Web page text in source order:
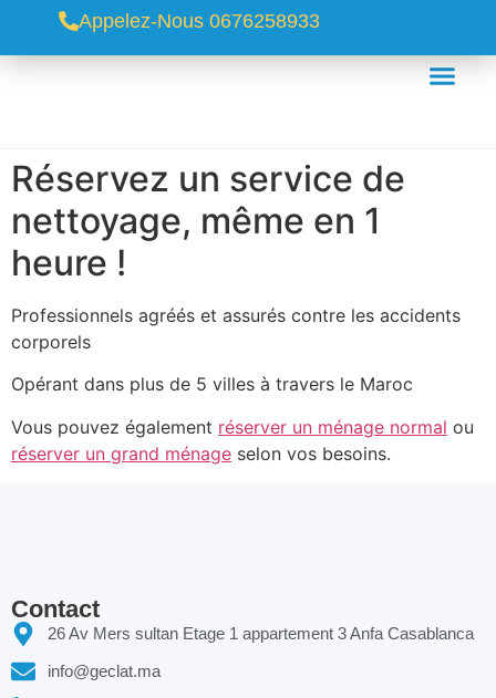
Appelez-Nous 0676258933
Réservez un service de
nettoyage, même en 1
heure !
Professionnels agréés et assurés contre les accidents
corporels
Opérant dans plus de 5 villes à travers le Maroc
Vous pouvez également réserver un ménage normal ou
réserver un grand ménage selon vos besoins.
Contact
26 Av Mers sultan Etage 1 appartement 3 Anfa Casablanca
info@geclat.ma